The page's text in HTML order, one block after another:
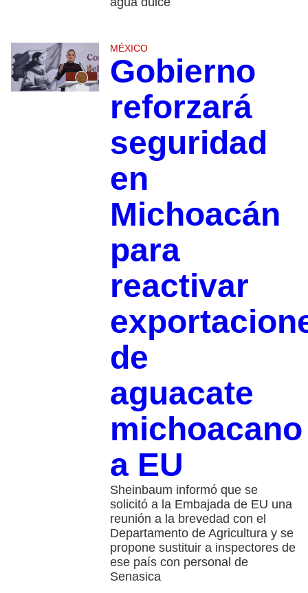
MÉXICO
Gobierno
reforzará
seguridad
en
Michoacán
para
reactivar
de
aguacate
michoacano
a EU
Sheinbaum informó que se
solicitó a la Embajada de EU una
reunión a la brevedad con el
Departamento de Agricultura y se
propone sustituir a inspectores de
ese país con personal de
Senasica